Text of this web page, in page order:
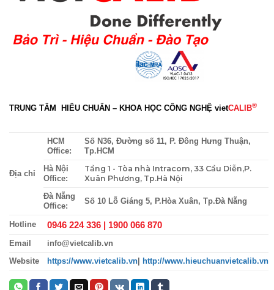
TRUNG TÂM HIÊU CHUẨN – KHOA HỌC CÔNG NGHỆ vietCALIB®
Địa chỉ
HCM
Office:
Số N36, Đường số 11, P. Đông Hưng Thuận,
Tp.HCM
Hà Nội
Office:
Tầng 1 - Tòa nhà Intracom, 33 Cầu Diễn,P.
Xuân Phương, Tp.Hà Nội
Đà Nẵng
Office:
Số 10 Lỗ Giáng 5, P.Hòa Xuân, Tp.Đà Nẵng
Hotline 0946 224 336 | 1900 066 870
Email info@vietcalib.vn
Website https://www.vietcalib.vn http://www.hieuchuanvietcalib.vn